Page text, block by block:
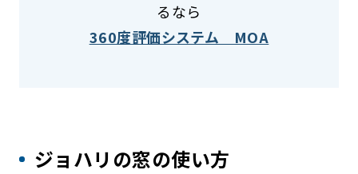
るなら
360度評価システム MOA
ジョハリの窓の使い方